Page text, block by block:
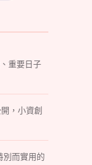
重要日子
，小資創
別而實用的